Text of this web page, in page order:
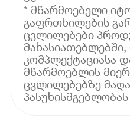
* მწარმოებელი
გაფრთხილების
ცვლილებები
კომპლექტაციასა
მწარმოებლის
ცვლილებებზე